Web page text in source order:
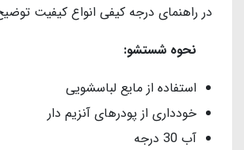
در راهنمای درجه کیفی انواع کیفیت
نحوه شستشو:
استفاده از مایع لباسشویی
خودداری از پودرهای آنزیم دار
آب 30 درجه